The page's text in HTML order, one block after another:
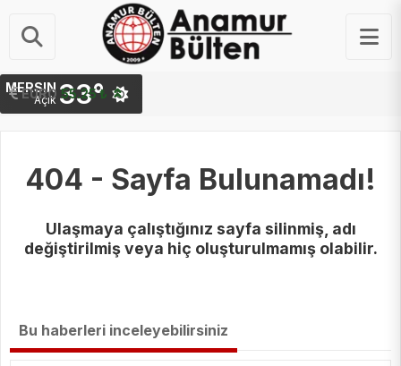
EURO 55.25 ₺
STERLIN 64.48 ₺
MERSIN
Açık 33°
404 - Sayfa Bulunamadı!
Ulaşmaya çalıştığınız sayfa silinmiş, adı
değiştirilmiş veya hiç oluşturulmamış olabilir.
Bu haberleri inceleyebilirsiniz